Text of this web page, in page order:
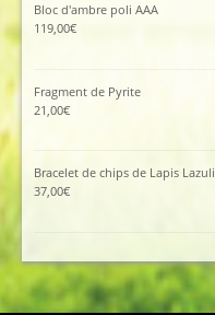
Bloc d'ambre poli AAA
119,00€
Fragment de Pyrite
21,00€
Bracelet de chips de Lapis Lazuli
37,00€